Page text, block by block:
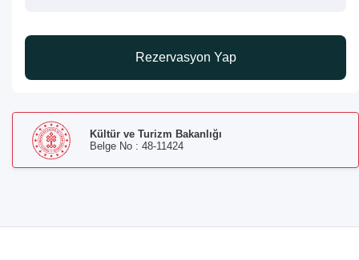
Rezervasyon Yap
Kültür ve Turizm Bakanlığı
Belge No : 48-11424